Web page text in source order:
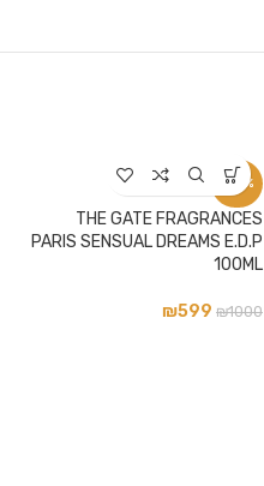
-40%
THE GATE FRAGRANCES
PARIS SENSUAL DREAMS E.D.P
100ML
₪1000
₪599